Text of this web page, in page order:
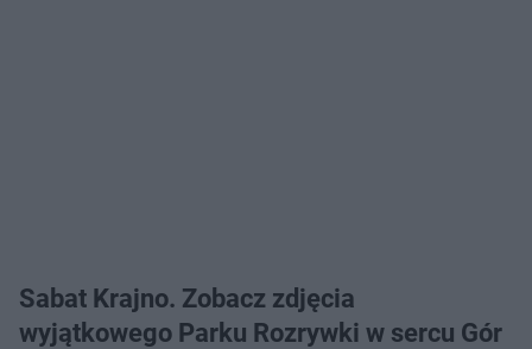
Sabat Krajno. Zobacz zdjęcia
wyjątkowego Parku Rozrywki w sercu Gór